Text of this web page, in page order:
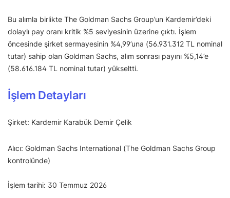
Bu alımla birlikte The Goldman Sachs Group’un Kardemir’deki
dolaylı pay oranı kritik %5 seviyesinin üzerine çıktı. İşlem
öncesinde şirket sermayesinin %4,99’una (56.931.312 TL nominal
tutar) sahip olan Goldman Sachs, alım sonrası payını %5,14’e
(58.616.184 TL nominal tutar) yükseltti.
İşlem Detayları
Şirket: Kardemir Karabük Demir Çelik
Alıcı: Goldman Sachs International (The Goldman Sachs Group
kontrolünde)
İşlem tarihi: 30 Temmuz 2026